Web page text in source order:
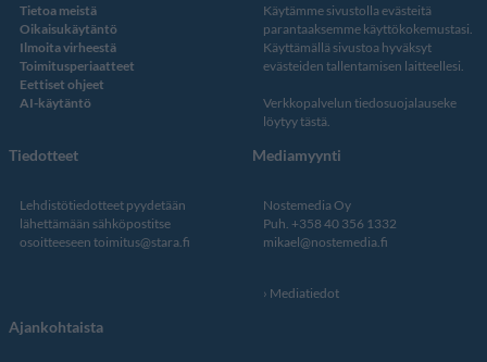
Tietoa meistä
Oikaisukäytäntö
Ilmoita virheestä
Toimitusperiaatteet
Eettiset ohjeet
AI-käytäntö
Käytämme sivustolla evästeitä
parantaaksemme käyttökokemustasi.
Käyttämällä sivustoa hyväksyt
evästeiden tallentamisen laitteellesi.
Verkkopalvelun tiedosuojalauseke
löytyy tästä
Tiedotteet
Lehdistötiedotteet pyydetään
lähettämään sähköpostitse
osoitteeseen toimitus@stara.fi
Mediamyynti
Nostemedia Oy
Puh. +358 40 356 1332
mikael@nostemedia.fi
Mediatiedot
Ajankohtaista